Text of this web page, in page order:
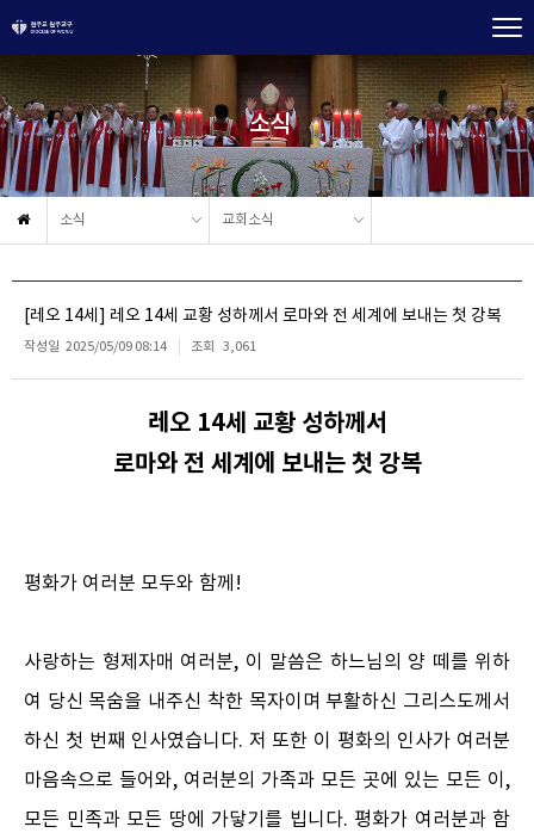
소식
소식 교회소식
[레오 14세] 레오 14세 교황 성하께서 로마와 전 세계에 보내는 첫 강복
작성일 2025/05/09 08:14 조회 3,061
레오 14세 교황 성하께서
로마와 전 세계에 보내는 첫 강복
평화가 여러분 모두와 함께!
사랑하는 형제자매 여러분, 이 말씀은 하느님의 양 떼를 위하
여 당신 목숨을 내주신 착한 목자이며 부활하신 그리스도께서
하신 첫 번째 인사였습니다. 저 또한 이 평화의 인사가 여러분
마음속으로 들어와, 여러분의 가족과 모든 곳에 있는 모든 이,
모든 민족과 모든 땅에 가닿기를 빕니다. 평화가 여러분과 함